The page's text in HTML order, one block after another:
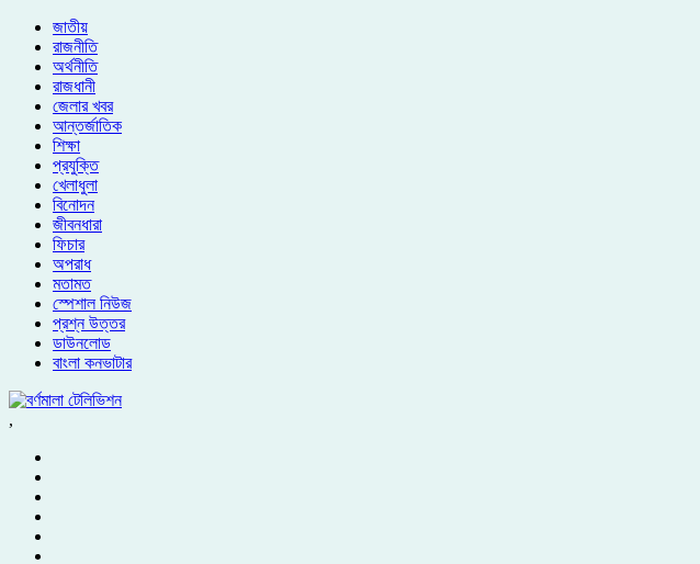
জাতীয়
রাজনীতি
অর্থনীতি
রাজধানী
জেলার খবর
আন্তর্জাতিক
শিক্ষা
প্রযুক্তি
খেলাধুলা
বিনোদন
জীবনধারা
ফিচার
অপরাধ
মতামত
স্পেশাল নিউজ
প্রশ্ন উত্তর
ডাউনলোড
বাংলা কনভাটার
,